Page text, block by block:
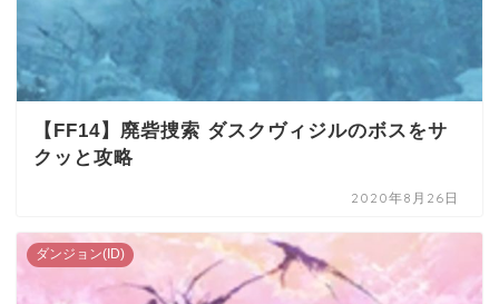
【FF14】廃砦捜索 ダスクヴィジルのボスをサ
クッと攻略
2020年8月26日
ダンジョン(ID)